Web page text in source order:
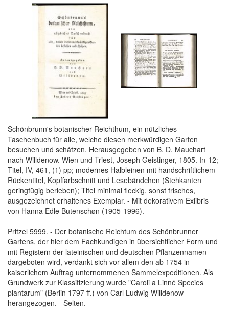
Schönbrunn's botanischer Reichthum, ein nützliches
Taschenbuch für alle, welche diesen merkwürdigen Garten
besuchen und schätzen. Herausgegeben von B. D. Mauchart
nach Willdenow. Wien und Triest, Joseph Geistinger, 1805. In-12;
Titel, IV, 461, (1) pp; modernes Halbleinen mit handschriftlichem
Rückentitel, Kopffarbschnitt und Lesebändchen (Stehkanten
geringfügig berieben); Titel minimal fleckig, sonst frisches,
ausgezeichnet erhaltenes Exemplar. - Mit dekorativem Exlibris
von Hanna Edle Butenschøn (1905-1996).
Pritzel 5999. - Der botanische Reichtum des Schönbrunner
Gartens, der hier dem Fachkundigen in übersichtlicher Form und
mit Registern der lateinischen und deutschen Pflanzennamen
dargeboten wird, verdankt sich vor allem den ab 1754 in
kaiserlichem Auftrag unternommenen Sammelexpeditionen. Als
Grundwerk zur Klassifizierung wurde "Caroli a Linné Species
plantarum" (Berlin 1797 ff.) von Carl Ludwig Willdenow
herangezogen. - Selten.